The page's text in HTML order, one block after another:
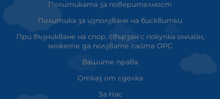
Политиката за поверителност
Политика за използване на бисквитки
При възникване на спор, свързан с покупка онлайн,
можете да ползвате сайта ОРС
Вашите права
Отказ от сделка
За Нас